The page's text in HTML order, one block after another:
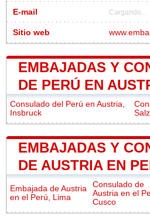
E-mail Cargando...
Sitio web
EMBAJADAS Y
DE PERÚ EN
Consulado del Perú en Austria,
Insbruck
EMBAJADAS Y
DE AUSTRIA EN
Embajada de Austria
en el Perú, Lima
Consulado de
Austria en el
Cusco